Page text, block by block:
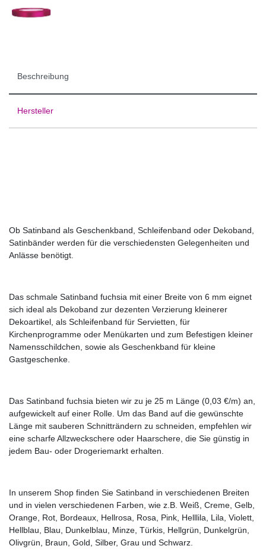
Beschreibung
Hersteller
Ob Satinband als Geschenkband, Schleifenband oder Dekoband,
Satinbänder werden für die verschiedensten Gelegenheiten und
Anlässe benötigt.
Das schmale Satinband fuchsia mit einer Breite von 6 mm eignet
sich ideal als Dekoband zur dezenten Verzierung kleinerer
Dekoartikel, als Schleifenband für Servietten, für
Kirchenprogramme oder Menükarten und zum Befestigen kleiner
Namensschildchen, sowie als Geschenkband für kleine
Gastgeschenke.
Das Satinband fuchsia bieten wir zu je 25 m Länge (0,03 €/m) an,
aufgewickelt auf einer Rolle. Um das Band auf die gewünschte
Länge mit sauberen Schnitträndern zu schneiden, empfehlen wir
eine scharfe Allzweckschere oder Haarschere, die Sie günstig in
jedem Bau- oder Drogeriemarkt erhalten.
In unserem Shop finden Sie Satinband in verschiedenen Breiten
und in vielen verschiedenen Farben, wie z.B. Weiß, Creme, Gelb,
Orange, Rot, Bordeaux, Hellrosa, Rosa, Pink, Helllila, Lila, Violett,
Hellblau, Blau, Dunkelblau, Minze, Türkis, Hellgrün, Dunkelgrün,
Olivgrün, Braun, Gold, Silber, Grau und Schwarz.